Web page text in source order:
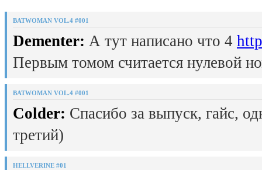
BATWOMAN VOL.4 #001
Dementer: А тут написано что 4
Первым томом считается нулевой
BATWOMAN VOL.4 #001
Colder: Спасибо за выпуск, гайс,
третий)
HELLVERINE #01